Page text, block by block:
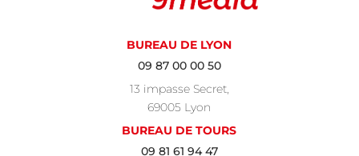
BUREAU DE LYON
09 87 00 00 50
13 impasse Secret,
69005 Lyon
BUREAU DE TOURS
09 81 61 94 47